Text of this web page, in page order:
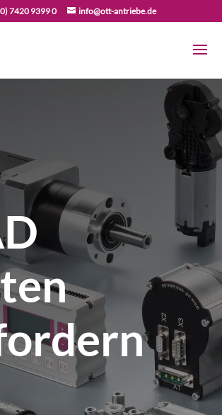
7420 9399 0 info@ott-antriebe.de